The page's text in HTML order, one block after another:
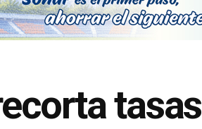
tasas